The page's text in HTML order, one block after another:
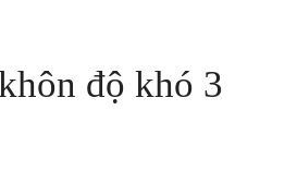
độ khó 3